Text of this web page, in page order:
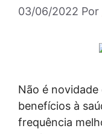
03/06/2022 Por
Não é
benefícios à
frequência